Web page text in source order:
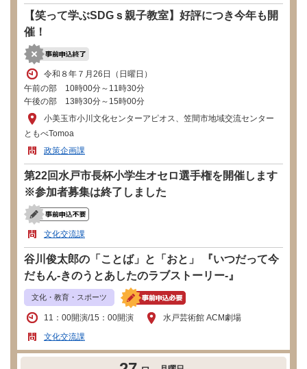
【笑って学ぶSDGｓ親子教室】好評につき今年も開
催！
令和８年７月26日（日曜日）
午前の部 10時00分～11時30分
午後の部 13時30分～15時00分
小美玉市小川文化センターアピオス、笠間市地域交流センター
ともべTomoa
政策企画課
第22回水戸市長杯小学生オセロ選手権を開催します
※参加者募集は終了しました
文化交流課
谷川俊太郎の「ことば」と「おと」 『いつだって今
だもん-きのうとあしたのラブストーリー-』
文化・教育・スポーツ
11：00開演/15：00開演
水戸芸術館 ACM劇場
文化交流課